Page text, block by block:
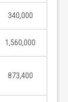
340,000
1,560,000
873,400